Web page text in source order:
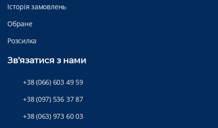
Історія замовлень
Обране
Розсилка
Зв'язатися з нами
+38 (066) 603 49 59
+38 (097) 536 37 87
+38 (063) 973 60 03